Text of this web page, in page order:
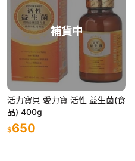
補貨中
活力寶貝 愛力寶 活性 益生菌(食
品) 400g
$650